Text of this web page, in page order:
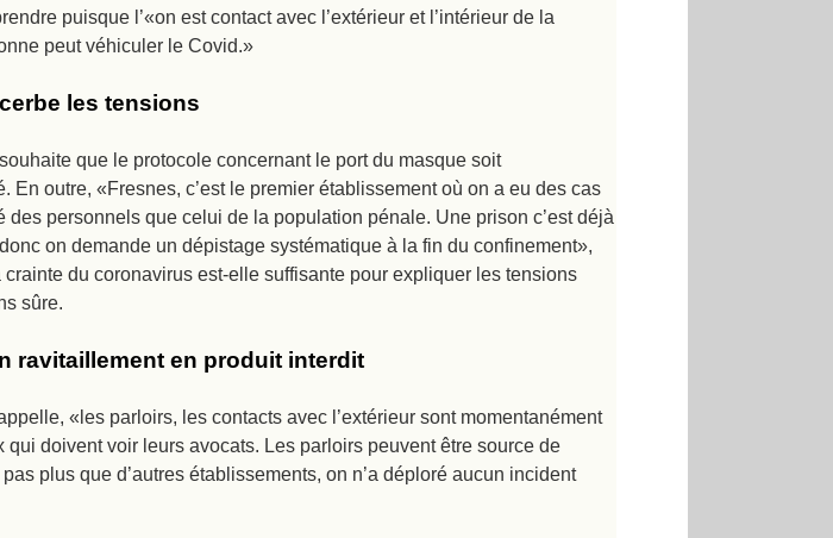
puisque l’«on est contact avec l’extérieur et l’intérieur de la
peut véhiculer le Covid.»
les tensions
que le protocole concernant le port du masque soit
En outre, «Fresnes, c’est le premier établissement où on a eu des cas
des personnels que celui de la population pénale. Une prison c’est déjà
on demande un dépistage systématique à la fin du confinement»,
du coronavirus est-elle suffisante pour expliquer les tensions
sûre.
ravitaillement en produit interdit
«les parloirs, les contacts avec l’extérieur sont momentanément
qui doivent voir leurs avocats. Les parloirs peuvent être source de
plus que d’autres établissements, on n’a déploré aucun incident